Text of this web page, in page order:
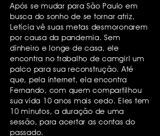
Após se mudar para São Paulo em
busca do sonho de se tornar atriz,
Letícia vê suas metas desmoronarem
por causa da pandemia. Sem
dinheiro e longe de casa, ele
encontra no trabalho de camgirl um
palco para sua reconstrução. Até
que, pela internet, ela encontra
Fernando, com quem compartilhou
sua vida 10 anos mais cedo. Eles tem
10 minutos, a duração de uma
sessão, para acertar as contas do
passado.